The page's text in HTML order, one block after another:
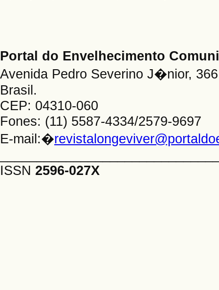
Portal do Envelhecimento
Avenida Pedro Severino J�nior,
Brasil.
CEP: 04310-060
Fones: (11) 5587-4334/2579-9697
E-mail:�
ISSN 2596-027X